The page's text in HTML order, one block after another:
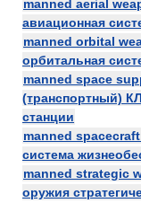
manned aerial
авиационная
manned orbital
орбитальная
manned space
(транспортный)
станции
manned
система
manned strategic
оружия